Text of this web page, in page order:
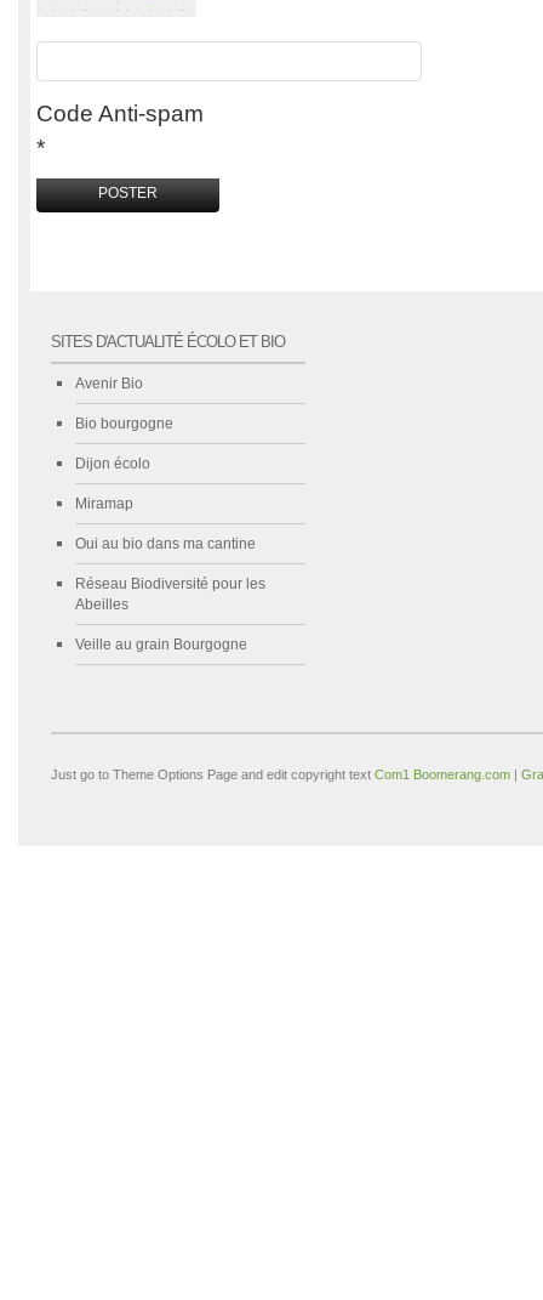
Code Anti-spam
*
SITES D'ACTUALITÉ ÉCOLO ET BIO
Avenir Bio
Bio bourgogne
Dijon écolo
Miramap
Oui au bio dans ma cantine
Réseau Biodiversité pour les
Abeilles
Veille au grain Bourgogne
Just go to Theme Options Page and edit copyright text Com1 Boomerang.com |